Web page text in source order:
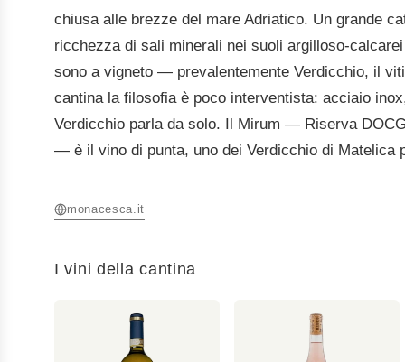
chiusa alle brezze del mare Adriatico. Un grande
ricchezza di sali minerali nei suoli argilloso-
sono a vigneto — prevalentemente Verdicchio, il
cantina la filosofia è poco interventista: acciaio
Verdicchio parla da solo. Il Mirum — Riserva
— è il vino di punta, uno dei Verdicchio di Matelica
monacesca.it
I vini della cantina